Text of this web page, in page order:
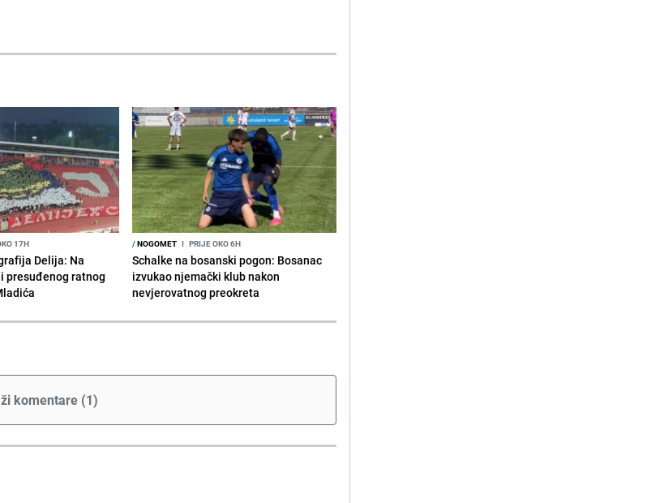
17H
Delija: Na
presuđenog ratnog
/NOGOMET I PRIJE OKO 6H
Schalke na bosanski pogon: Bosanac
izvukao njemački klub nakon
nevjerovatnog preokreta
komentare (1)